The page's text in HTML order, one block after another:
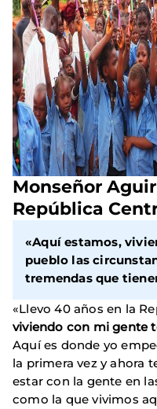
Monseñor
República
«Aquí estamos,
pueblo las
tremendas que
«Llevo 40 años en la
viviendo con mi gente
Aquí es donde yo
la primera vez y ahora
estar con la gente en
como la que vivimos